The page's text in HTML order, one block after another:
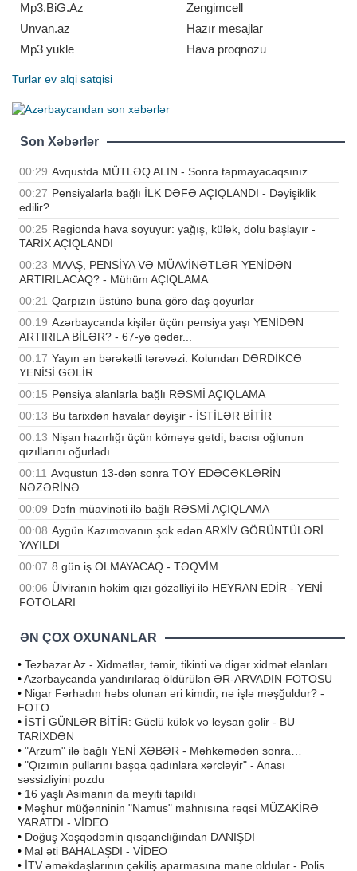
Mp3.BiG.Az
Zengimcell
Unvan.az
Hazır mesajlar
Mp3 yukle
Hava proqnozu
Turlar ev alqi satqisi
Son Xəbərlər
00:29 Avqustda MÜTLƏQ ALIN - Sonra tapmayacaqsınız
00:27 Pensiyalarla bağlı İLK DƏFƏ AÇIQLANDI - Dəyişiklik
edilir?
00:25 Regionda hava soyuyur: yağış, külək, dolu başlayır -
TARİX AÇIQLANDI
00:23 MAAŞ, PENSİYA VƏ MÜAVİNƏTLƏR YENİDƏN
ARTIRILACAQ? - Mühüm AÇIQLAMA
00:21 Qarpızın üstünə buna görə daş qoyurlar
00:19 Azərbaycanda kişilər üçün pensiya yaşı YENİDƏN
ARTIRILA BİLƏR? - 67-yə qədər...
00:17 Yayın ən bərəkətli tərəvəzi: Kolundan DƏRDİKCƏ
YENİSİ GƏLİR
00:15 Pensiya alanlarla bağlı RƏSMİ AÇIQLAMA
00:13 Bu tarixdən havalar dəyişir - İSTİLƏR BİTİR
00:13 Nişan hazırlığı üçün köməyə getdi, bacısı oğlunun
qızıllarını oğurladı
00:11 Avqustun 13-dən sonra TOY EDƏCƏKLƏRİN
NƏZƏRİNƏ
00:09 Dəfn müavinəti ilə bağlı RƏSMİ AÇIQLAMA
00:08 Aygün Kazımovanın şok edən ARXİV GÖRÜNTÜLƏRİ
YAYILDI
00:07 8 gün iş OLMAYACAQ - TƏQVİM
00:06 Ülviranın həkim qızı gözəlliyi ilə HEYRAN EDİR - YENİ
FOTOLARI
ƏN ÇOX OXUNANLAR
• Tezbazar.Az - Xidmətlər, təmir, tikinti və digər xidmət elanları
•Azərbaycanda yandırılaraq öldürülən ƏR-ARVADIN FOTOSU
• Nigar Fərhadın həbs olunan əri kimdir, nə işlə məşğuldur? -
FOTO
• İSTİ GÜNLƏR BİTİR: Güclü külək və leysan gəlir - BU
TARİXDƏN
• "Arzum" ilə bağlı YENİ XƏBƏR - Məhkəmədən sonra…
• "Qızımın pullarını başqa qadınlara xərcləyir" - Anası
səssizliyini pozdu
• 16 yaşlı Asimanın da meyiti tapıldı
• Məşhur müğənninin "Namus" mahnısına rəqsi MÜZAKİRƏ
YARATDI - VİDEO
• Doğuş Xoşqədəmin qısqanclığından DANIŞDI
• Mal əti BAHALAŞDI - VİDEO
• İTV əməkdaşlarının çəkiliş aparmasına mane oldular - Polis